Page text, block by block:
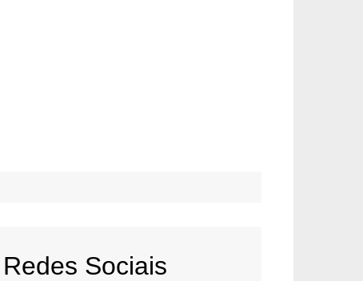
Redes Sociais